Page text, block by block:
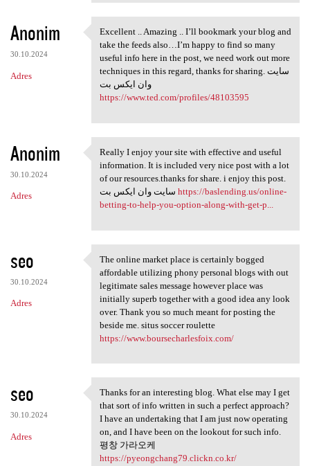
Anonim
30.10.2024
Adres
Excellent .. Amazing .. I’ll
Excellent .. Amazing .. I’ll bookmark your blog and
take the feeds also…I’m happy to find so many
useful info here in the post, we need work out more
techniques in this regard, thanks for sharing. سایت
وان ایکس بت
https://www.ted.com/profiles/48103595
Anonim
30.10.2024
Adres
Really I enjoy your site with
Really I enjoy your site with effective and useful
information. It is included very nice post with a lot
of our resources.thanks for share. i enjoy this post.
https://baslending.us/online-
betting-to-help-you-option-along-with-get-p...
seo
30.10.2024
Adres
The online market place is
The online market place is certainly bogged
affordable utilizing phony personal blogs with out
legitimate sales message however place was
initially superb together with a good idea any look
over. Thank you so much meant for posting the
beside me. situs soccer roulette
https://www.boursecharlesfoix.com/
seo
30.10.2024
Adres
Thanks for an interesting
Thanks for an interesting blog. What else may I get
that sort of info written in such a perfect approach?
I have an undertaking that I am just now operating
on, and I have been on the lookout for such info.
평창 가라오케
https://pyeongchang79.clickn.co.kr/